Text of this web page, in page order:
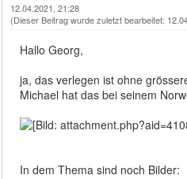
12.04.2021, 21:28
(Dieser Beitrag wurde zuletzt bearbeitet:
Hallo Georg,
ja, das verlegen ist ohne
Michael hat das bei seinem
In dem Thema sind noch Bilder: